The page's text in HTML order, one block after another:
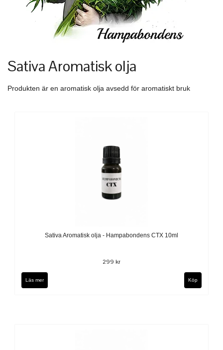
Sativa Aromatisk olja
Produkten är en aromatisk olja avsedd för aromatiskt bruk
Sativa Aromatisk olja - Hampabondens CTX 10ml
299 kr
Läs mer